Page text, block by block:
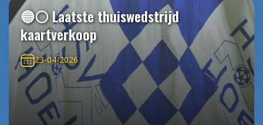
🔵⚪️ Laatste thuiswedstrijd
kaartverkoop
23-04-2026